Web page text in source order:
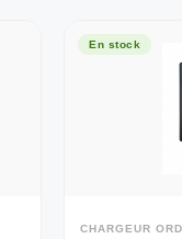
En stock
CHARGEUR